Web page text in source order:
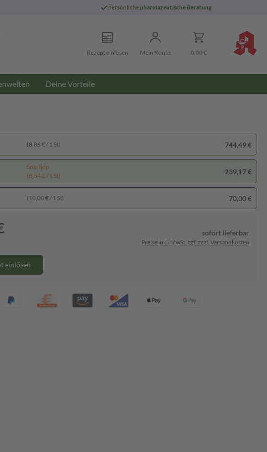
persönliche pharmazeutische Beratung
Rezept einlösen Mein Konto 0,00 €
Deine Vorteile
(8,86 € / 1 St) 744,49 €
Spartipp
(8,54 € / 1 St)
239,17 €
(10,00 € / 1 St) 70,00 €
sofort lieferbar
Preise inkl. MwSt. ggf. zzgl. Versandkosten
einlösen